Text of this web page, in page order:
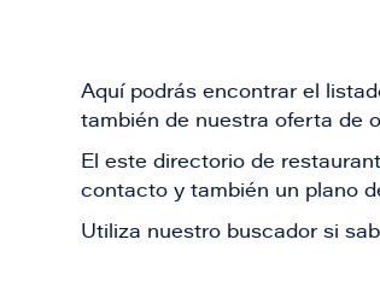
Aquí podrás encontrar el
también de nuestra oferta de
El este directorio de
contacto y también un plano
Utiliza nuestro buscador si